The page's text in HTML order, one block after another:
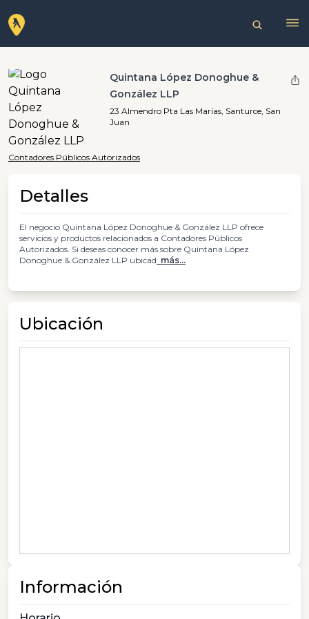
Quintana López Donoghue &
González LLP
23 Almendro Pta Las Marías, Santurce, San
Juan
Contadores Públicos Autorizados
Detalles
El negocio Quintana López Donoghue & González LLP ofrece
servicios y productos relacionados a Contadores Públicos
Autorizados. Si deseas conocer más sobre Quintana López
Donoghue & González LLP ubicad más...
Ubicación
Información